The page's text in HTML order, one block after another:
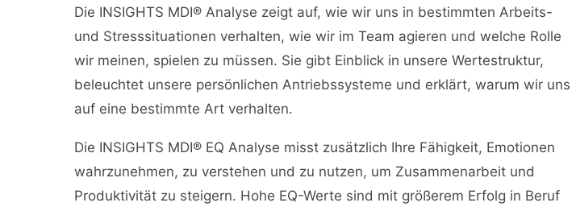
Die INSIGHTS MDI® Analyse zeigt auf, wie wir uns in bestimmten Arbeits-
und Stresssituationen verhalten, wie wir im Team agieren und welche Rolle
wir meinen, spielen zu müssen. Sie gibt Einblick in unsere Wertestruktur,
beleuchtet unsere persönlichen Antriebssysteme und erklärt, warum wir uns
auf eine bestimmte Art verhalten.
Die INSIGHTS MDI® EQ Analyse misst zusätzlich Ihre Fähigkeit, Emotionen
wahrzunehmen, zu verstehen und zu nutzen, um Zusammenarbeit und
Produktivität zu steigern. Hohe EQ-Werte sind mit größerem Erfolg in Beruf